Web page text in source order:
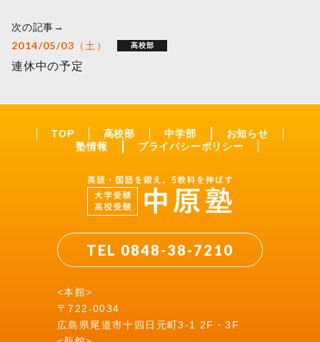
次の記事→
2014/05/03（土） 高校部
連休中の予定
TOP 高校部 中学部
お知らせ
塾情報
プライバシーポリシー
TEL 0848-38-7210
<本館>
〒722-0034
広島県尾道市十四日元町3-1 2F・3F